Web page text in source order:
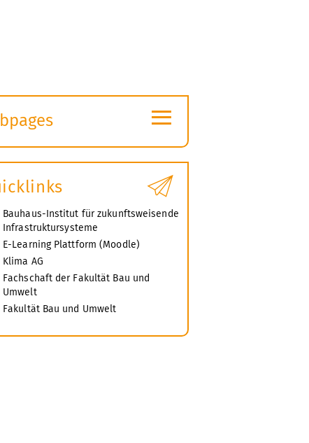
≡
Bauhaus-Institut für zukunftsweisende
Infrastruktursysteme
E-Learning Plattform (Moodle)
Klima AG
Fachschaft der Fakultät Bau und
Umwelt
Fakultät Bau und Umwelt